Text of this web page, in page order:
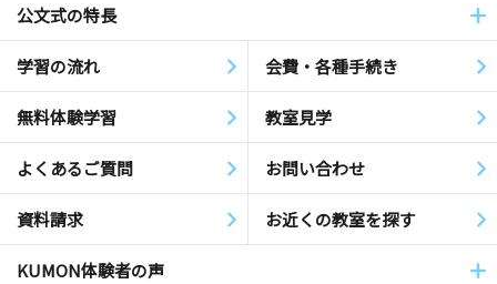
公文式の特長
学習の流れ 会費・各種手続き
無料体験学習 教室見学
よくあるご質問 お問い合わせ
資料請求 お近くの教室を探す
KUMON体験者の声